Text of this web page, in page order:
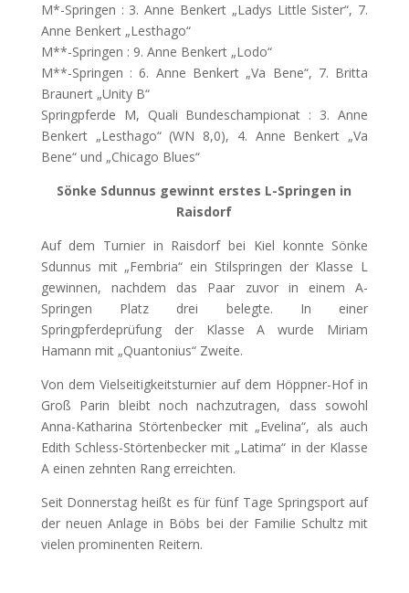
M*-Springen : 3. Anne Benkert „Ladys Little Sister“, 7.
Anne Benkert „Lesthago“
M**-Springen : 9. Anne Benkert „Lodo“
M**-Springen : 6. Anne Benkert „Va Bene“, 7. Britta
Braunert „Unity B“
Springpferde M, Quali Bundeschampionat : 3. Anne
Benkert „Lesthago“ (WN 8,0), 4. Anne Benkert „Va
Bene“ und „Chicago Blues“
Sönke Sdunnus gewinnt erstes L-Springen in
Raisdorf
Auf dem Turnier in Raisdorf bei Kiel konnte Sönke
Sdunnus mit „Fembria“ ein Stilspringen der Klasse L
gewinnen, nachdem das Paar zuvor in einem A-
Springen Platz drei belegte. In einer
Springpferdeprüfung der Klasse A wurde Miriam
Hamann mit „Quantonius“ Zweite.
Von dem Vielseitigkeitsturnier auf dem Höppner-Hof in
Groß Parin bleibt noch nachzutragen, dass sowohl
Anna-Katharina Störtenbecker mit „Evelina“, als auch
Edith Schless-Störtenbecker mit „Latima“ in der Klasse
A einen zehnten Rang erreichten.
Seit Donnerstag heißt es für fünf Tage Springsport auf
der neuen Anlage in Böbs bei der Familie Schultz mit
vielen prominenten Reitern.